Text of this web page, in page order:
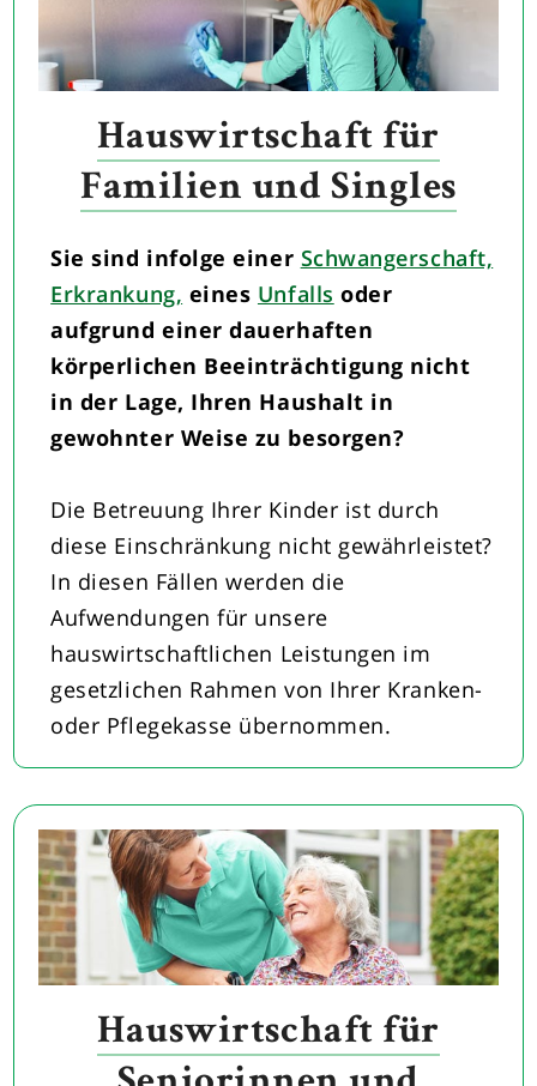
Hauswirtschaft für
Familien und Singles
Sie sind infolge einer Schwangerschaft,
Erkrankung, eines Unfalls oder
aufgrund einer dauerhaften
körperlichen Beeinträchtigung nicht
in der Lage, Ihren Haushalt in
gewohnter Weise zu besorgen?
Die Betreuung Ihrer Kinder ist durch
diese Einschränkung nicht gewährleistet?
In diesen Fällen werden die
Aufwendungen für unsere
hauswirtschaftlichen Leistungen im
gesetzlichen Rahmen von Ihrer Kranken-
oder Pflegekasse übernommen.
Hauswirtschaft für